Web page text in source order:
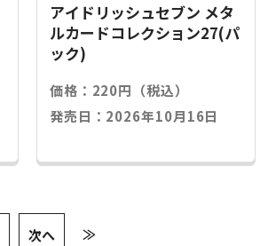
アイドリッシュセブン メタ
ルカードコレクション27(パ
ック)
価格：220円（税込）
発売日：2026年10月16日
次へ ≫